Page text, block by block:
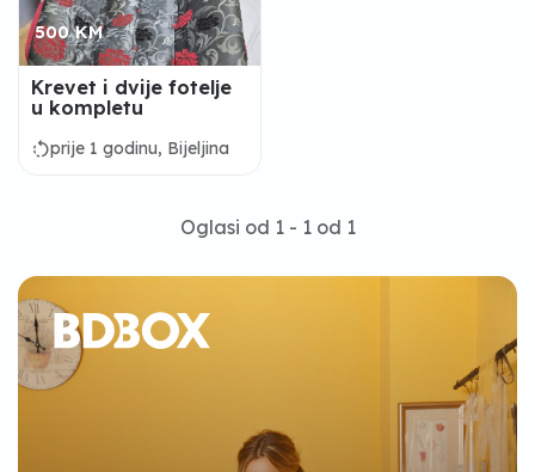
500 KM
Krevet i dvije fotelje
u kompletu
rotate_leftprije 1 godinu, Bijeljina
Oglasi od 1 - 1 od 1